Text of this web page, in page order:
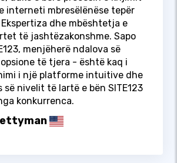
interneti mbresëlënëse tepër
dhe mbështetja e
të jashtëzakonshme. Sapo
menjëherë ndalova së
të tjera - është kaq i
i një platforme intuitive dhe
nivelit të lartë e bën SITE123
konkurrenca.